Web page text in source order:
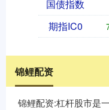
国债指数
期指IC0
锦鲤配资
锦鲤配资:杠杆股市是